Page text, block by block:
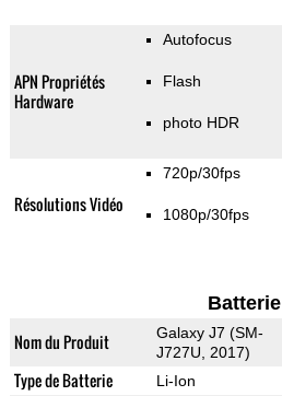
APN Propriétés
Hardware
Autofocus
Flash
photo HDR
Résolutions Vidéo
720p/30fps
1080p/30fps
Batterie
Nom du Produit
Galaxy J7 (SM-
J727U, 2017)
Type de Batterie Li-Ion